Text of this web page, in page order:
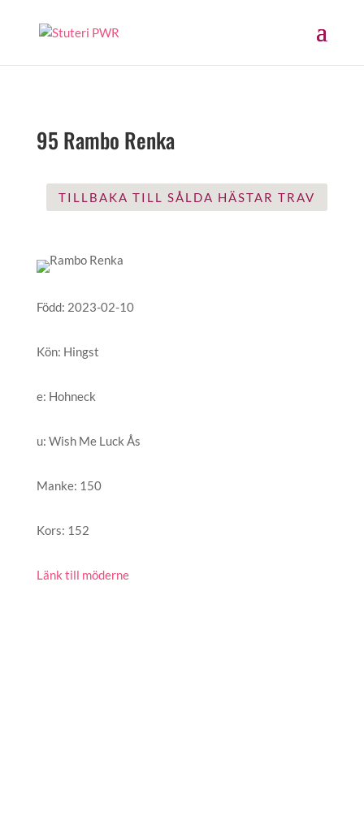
95 Rambo Renka
TILLBAKA TILL SÅLDA HÄSTAR TRAV
Född: 2023-02-10
Kön: Hingst
e: Hohneck
u: Wish Me Luck Ås
Manke: 150
Kors: 152
Länk till möderne